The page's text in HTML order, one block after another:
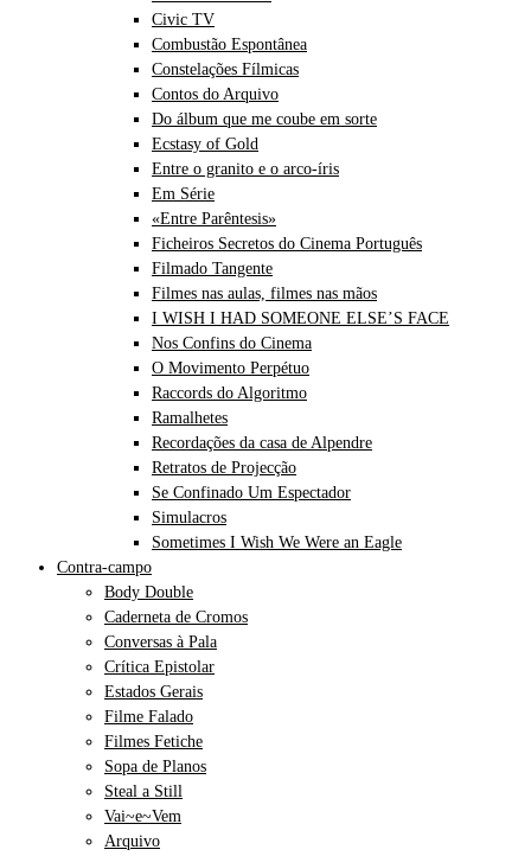
Civic TV
Combustão Espontânea
Constelações Fílmicas
Contos do Arquivo
Do álbum que me coube em sorte
Ecstasy of Gold
Entre o granito e o arco-íris
Em Série
«Entre Parêntesis»
Ficheiros Secretos do Cinema Português
Filmado Tangente
Filmes nas aulas, filmes nas mãos
I WISH I HAD SOMEONE ELSE’S FACE
Nos Confins do Cinema
O Movimento Perpétuo
Raccords do Algoritmo
Ramalhetes
Recordações da casa de Alpendre
Retratos de Projecção
Se Confinado Um Espectador
Simulacros
Sometimes I Wish We Were an Eagle
Contra-campo
Body Double
Caderneta de Cromos
Conversas à Pala
Crítica Epistolar
Estados Gerais
Filme Falado
Filmes Fetiche
Sopa de Planos
Steal a Still
Vai~e~Vem
Arquivo